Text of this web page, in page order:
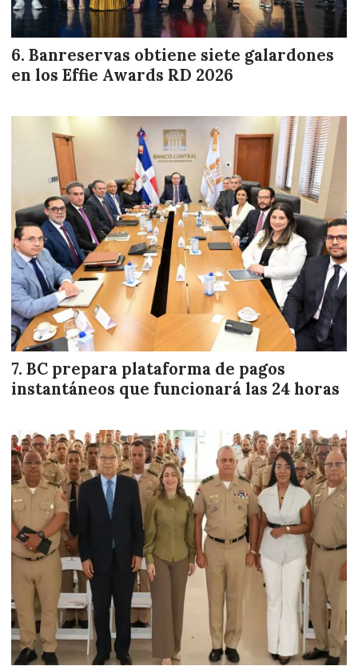
Banreservas obtiene siete galardones
en los Effie Awards RD 2026
BC prepara plataforma de pagos
instantáneos que funcionará las 24 horas